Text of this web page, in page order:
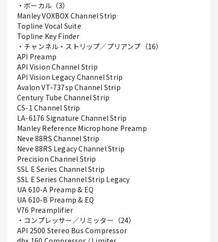
・ボーカル（3）
Manley VOXBOX Channel Strip
Topline Vocal Suite
Topline Key Finder
・チャンネル・ストリップ／プリアンプ（16）
API Preamp
API Vision Channel Strip
API Vision Legacy Channel Strip
Avalon VT-737sp Channel Strip
Century Tube Channel Strip
CS-1 Channel Strip
LA-6176 Signature Channel Strip
Manley Reference Microphone Preamp
Neve 88RS Channel Strip
Neve 88RS Legacy Channel Strip
Precision Channel Strip
SSL E Series Channel Strip
SSL E Series Channel Strip Legacy
UA 610-A Preamp & EQ
UA 610-B Preamp & EQ
V76 Preamplifier
・コンプレッサー／リミッター（24）
API 2500 Stereo Bus Compressor